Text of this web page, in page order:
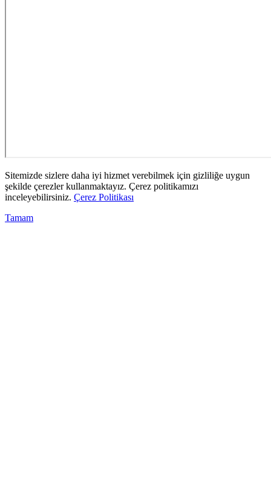
Sitemizde sizlere daha iyi hizmet verebilmek için gizliliğe uygun
şekilde çerezler kullanmaktayız. Çerez politikamızı
inceleyebilirsiniz. Çerez Politikası
Tamam